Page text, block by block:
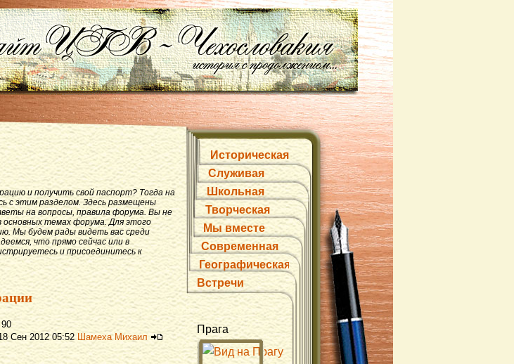
и получить свой паспорт? Тогда на
с этим разделом. Здесь размещены
на вопросы, правила форума. Вы не
темах форума. Для этого
Мы будем рады видеть вас среди
что прямо сейчас или в
и присоединитесь к
Сен 2012 05:52 Шамеха Михаил
Историческая
Служивая
Школьная
Творческая
Мы вместе
Современная
Географическая
Встречи
Прага